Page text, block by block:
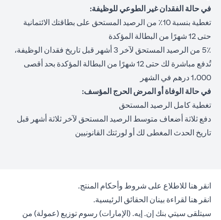
في حالة الفقدان غير الطوعي للوظيفة:
تغطية بنسبة 10٪ من الرصيد المستحق على بطاقتك الائتمانية
حتى 12 شهرًا من البطالة المؤكدة
5٪ من الرصيد المستحق لآخر 3 أشهر قبل تاريخ فقدان الوظيفة،
تُدفع مباشرة لك حتى 12 شهرًا من البطالة المؤكدة بحد أقصى
1،000 درهم في الشهر
في حالة الوفاة أو المرض الحرج المؤسف:
تغطية كامل الرصيد المستحق
دفع ثلاثة أضعاف متوسط الرصيد المستحق لآخر ثلاثة أشهر قبل
تاريخ الحدث المغطى لك أو لورثتك القانونيين
انقر هنا opens in a new tab
للاطلاع على شروط وأحكام المنتج.
انقر هنا opens in a new tab
لقراءة بينان الحقائق الرئيسية.
سيتلقى سيتي بنك إن. إيه. (الإمارات) رسوم توزيع (عمولة) من